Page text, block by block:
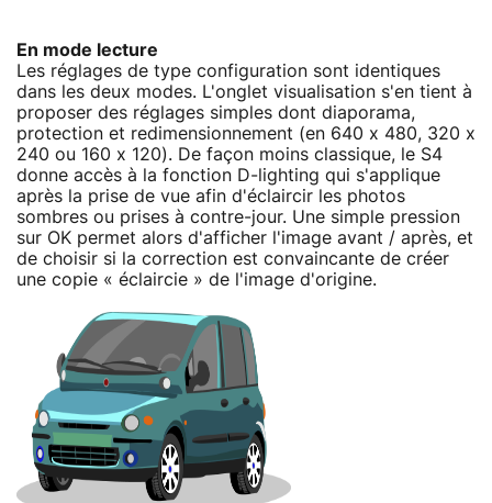
En mode lecture
Les réglages de type configuration sont identiques
dans les deux modes. L'onglet visualisation s'en tient à
proposer des réglages simples dont diaporama,
protection et redimensionnement (en 640 x 480, 320 x
240 ou 160 x 120). De façon moins classique, le S4
donne accès à la fonction D-lighting qui s'applique
après la prise de vue afin d'éclaircir les photos
sombres ou prises à contre-jour. Une simple pression
sur OK permet alors d'afficher l'image avant / après, et
de choisir si la correction est convaincante de créer
une copie « éclaircie » de l'image d'origine.